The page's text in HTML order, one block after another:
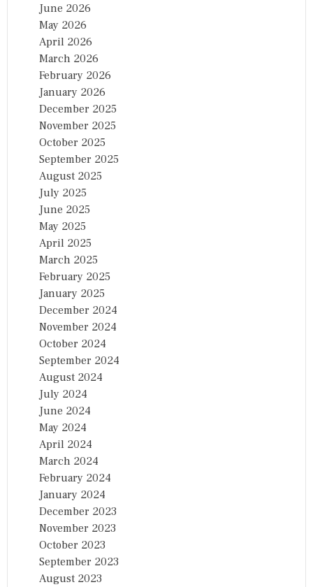
June 2026
May 2026
April 2026
March 2026
February 2026
January 2026
December 2025
November 2025
October 2025
September 2025
August 2025
July 2025
June 2025
May 2025
April 2025
March 2025
February 2025
January 2025
December 2024
November 2024
October 2024
September 2024
August 2024
July 2024
June 2024
May 2024
April 2024
March 2024
February 2024
January 2024
December 2023
November 2023
October 2023
September 2023
August 2023